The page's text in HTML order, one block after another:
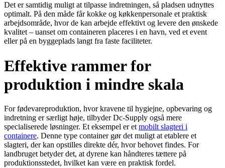
Det er samtidig muligt at tilpasse indretningen, så pladsen udnyttes
optimalt. På den måde får kokke og køkkenpersonale et praktisk
arbejdsområde, hvor de kan arbejde effektivt og levere den ønskede
kvalitet – uanset om containeren placeres i en havn, ved et event
eller på en byggeplads langt fra faste faciliteter.
Effektive rammer for
produktion i mindre skala
For fødevareproduktion, hvor kravene til hygiejne, opbevaring og
indretning er særligt høje, tilbyder Dc-Supply også mere
specialiserede løsninger. Et eksempel er et mobilt slagteri i
containere. Denne type container gør det muligt at etablere et
slagteri, der kan opstilles direkte dér, hvor behovet findes. For
landbruget betyder det, at dyrene kan håndteres tættere på
produktionsstedet, hvilket kan være en praktisk fordel.